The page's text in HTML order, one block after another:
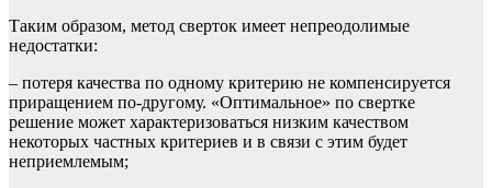
Таким образом, метод сверток имеет непреодолимые
недостатки:
– потеря качества по одному критерию не компенсируется
приращением по-другому. «Оптимальное» по свертке
решение может характеризоваться низким качеством
некоторых частных критериев и в связи с этим будет
неприемлемым;